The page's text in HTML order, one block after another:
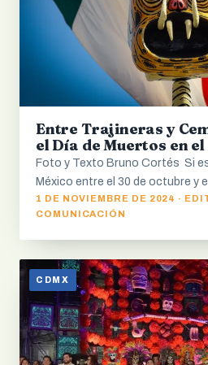
Entre Trajineras y
el Día de Muertos en
Foto y Texto Bruno Cortés Si
México entre el 30 de octubre y
1 DE NOVIEMBRE DE 2024 ·
COMUNICACIÓN
CDMX